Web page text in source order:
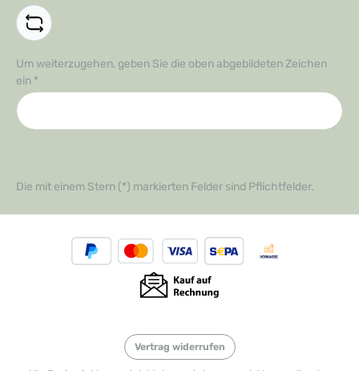
Um weiterzugehen, geben Sie die oben abgebildeten Zeichen
ein *
Die mit einem Stern (*) markierten Felder sind Pflichtfelder.
Vertrag widerrufen